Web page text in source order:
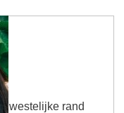
westelijke rand